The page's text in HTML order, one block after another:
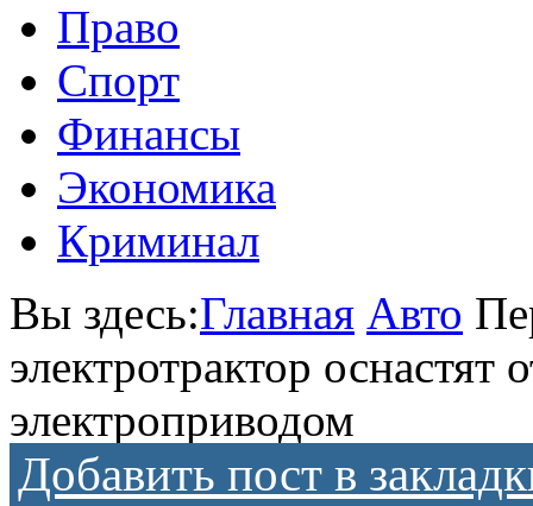
Право
Спорт
Финансы
Экономика
Криминал
Вы здесь:Главная Авто
электротрактор оснастят
электроприводом
Добавить пост в